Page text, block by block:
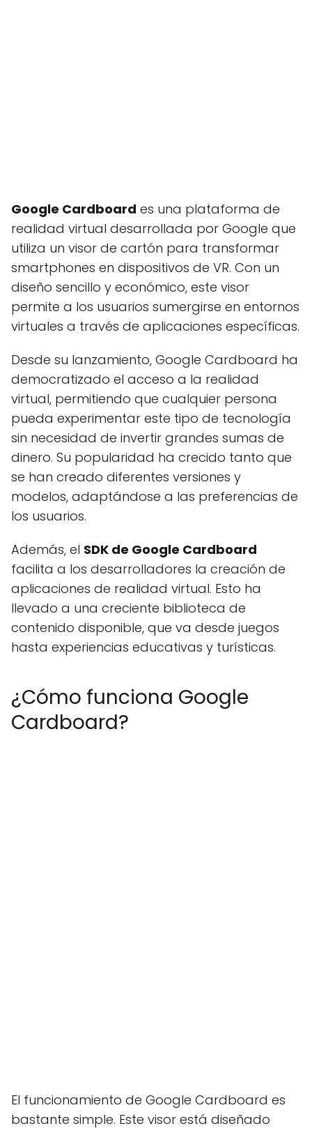
Google Cardboard es una plataforma de
realidad virtual desarrollada por Google que
utiliza un visor de cartón para transformar
smartphones en dispositivos de VR. Con un
diseño sencillo y económico, este visor
permite a los usuarios sumergirse en entornos
virtuales a través de aplicaciones específicas.
Desde su lanzamiento, Google Cardboard ha
democratizado el acceso a la realidad
virtual, permitiendo que cualquier persona
pueda experimentar este tipo de tecnología
sin necesidad de invertir grandes sumas de
dinero. Su popularidad ha crecido tanto que
se han creado diferentes versiones y
modelos, adaptándose a las preferencias de
los usuarios.
Además, el SDK de Google Cardboard
facilita a los desarrolladores la creación de
aplicaciones de realidad virtual. Esto ha
llevado a una creciente biblioteca de
contenido disponible, que va desde juegos
hasta experiencias educativas y turísticas.
¿Cómo funciona Google
Cardboard?
El funcionamiento de Google Cardboard es
bastante simple. Este visor está diseñado